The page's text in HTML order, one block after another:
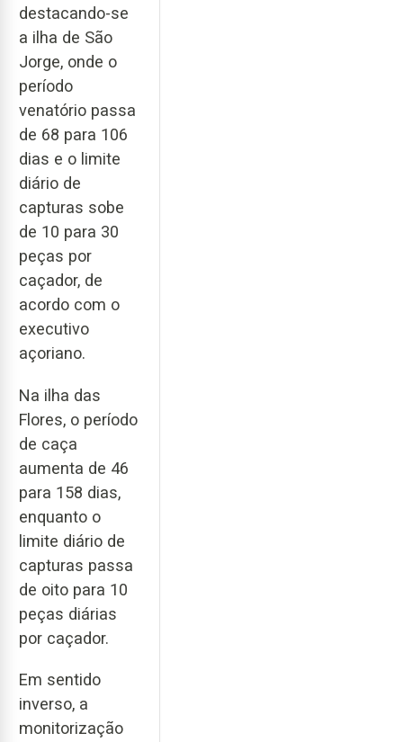
destacando-se
a ilha de São
Jorge, onde o
período
venatório passa
de 68 para 106
dias e o limite
diário de
capturas sobe
de 10 para 30
peças por
caçador, de
acordo com o
executivo
açoriano.
Na ilha das
Flores, o período
de caça
aumenta de 46
para 158 dias,
enquanto o
limite diário de
capturas passa
de oito para 10
peças diárias
por caçador.
Em sentido
inverso, a
monitorização